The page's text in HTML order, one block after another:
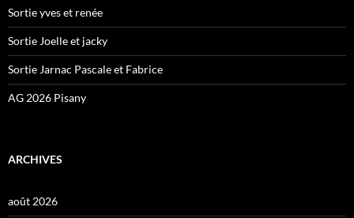
Sortie yves et renée
Sortie Joelle et jacky
Sortie Jarnac Pascale et Fabrice
AG 2026 Pisany
ARCHIVES
août 2026